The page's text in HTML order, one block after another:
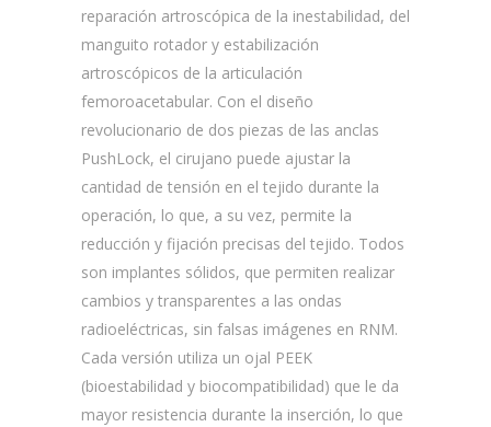
reparación artroscópica de la inestabilidad, del
manguito rotador y estabilización
artroscópicos de la articulación
femoroacetabular. Con el diseño
revolucionario de dos piezas de las anclas
PushLock, el cirujano puede ajustar la
cantidad de tensión en el tejido durante la
operación, lo que, a su vez, permite la
reducción y fijación precisas del tejido. Todos
son implantes sólidos, que permiten realizar
cambios y transparentes a las ondas
radioeléctricas, sin falsas imágenes en RNM.
Cada versión utiliza un ojal PEEK
(bioestabilidad y biocompatibilidad) que le da
mayor resistencia durante la inserción, lo que